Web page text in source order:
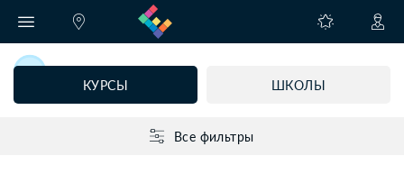
КУРСЫ ШКОЛЫ
Все фильтры